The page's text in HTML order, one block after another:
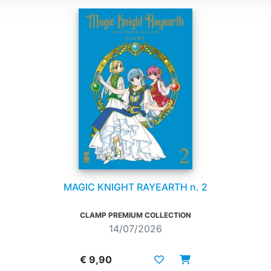
MAGIC KNIGHT RAYEARTH n. 2
CLAMP PREMIUM COLLECTION
14/07/2026
€ 9,90